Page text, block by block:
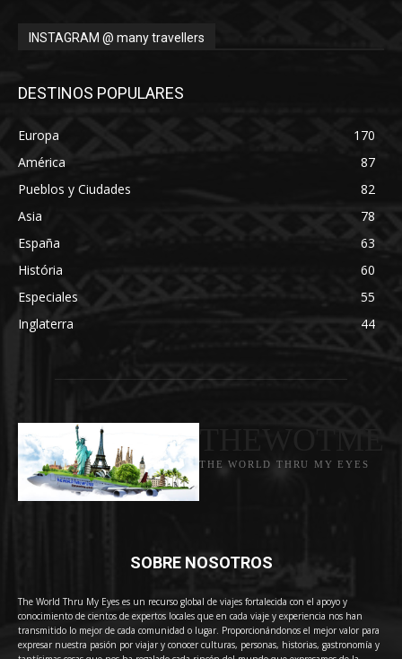
INSTAGRAM @ many travellers
DESTINOS POPULARES
Europa
170
América
87
Pueblos y Ciudades
82
Asia
78
España
63
História
60
Especiales
55
Inglaterra
44
THE WORLD THRU MY EYES
SOBRE NOSOTROS
The World Thru My Eyes es un recurso global de viajes fortalecida con el apoyo y
conocimiento de cientos de expertos locales que en cada viaje y experiencia nos han
transmitido lo mejor de cada comunidad o lugar. Proporcionándonos el mejor valor para
expresar nuestra pasión por viajar y conocer culturas, personas, historias, gastronomía y